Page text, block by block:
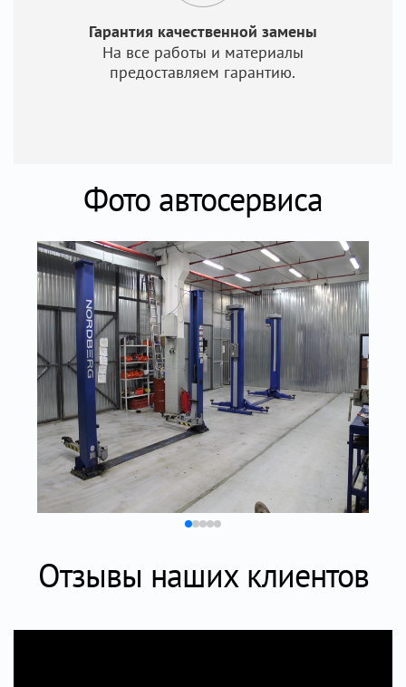
Гарантия качественной замены
На все работы и материалы
предоставляем гарантию.
Фото автосервиса
Отзывы наших клиентов